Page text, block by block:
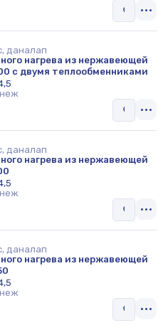
даналап
нагрева из нержавеющей
с двумя теплообменниками
даналап
нагрева из нержавеющей
даналап
нагрева из нержавеющей